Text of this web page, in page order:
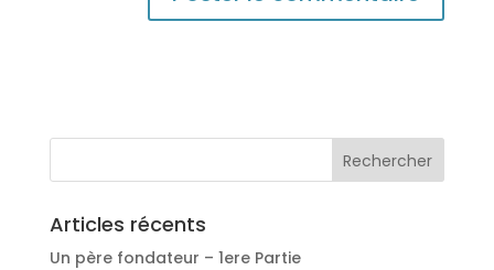
Articles récents
Un père fondateur – 1ere Partie